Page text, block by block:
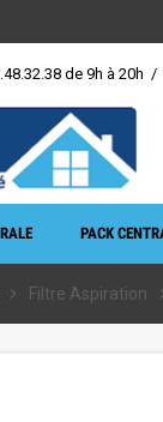
de 9h à 20h /
PACK
chevron_right Filtre Aspiration